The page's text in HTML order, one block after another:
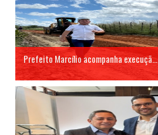
Prefeito Marcílio acompanha execuçã...